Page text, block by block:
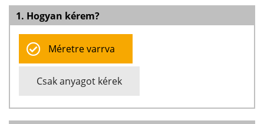
1. Hogyan kérem?
Méretre varrva
Csak anyagot kérek